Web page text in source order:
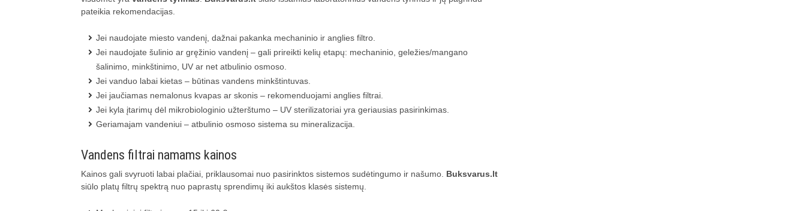
pateikia rekomendacijas.
Jei naudojate miesto vandenį, dažnai pakanka mechaninio ir anglies filtro.
Jei naudojate šulinio ar gręžinio vandenį – gali prireikti kelių etapų: mechaninio, geležies/mangano
šalinimo, minkštinimo, UV ar net atbulinio osmoso.
Jei vanduo labai kietas – būtinas vandens minkštintuvas.
Jei jaučiamas nemalonus kvapas ar skonis – rekomenduojami anglies filtrai.
Jei kyla įtarimų dėl mikrobiologinio užterštumo – UV sterilizatoriai yra geriausias pasirinkimas.
Geriamajam vandeniui – atbulinio osmoso sistema su mineralizacija.
Vandens filtrai namams kainos
Kainos gali svyruoti labai plačiai, priklausomai nuo pasirinktos sistemos sudėtingumo ir našumo. Buksvarus.lt
siūlo platų filtrų spektrą nuo paprastų sprendimų iki aukštos klasės sistemų.